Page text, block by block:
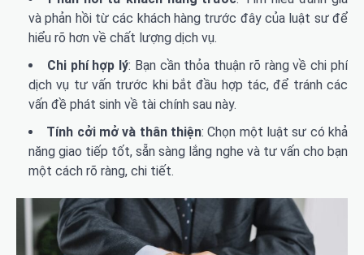
và phản hồi từ các khách hàng trước đây của luật sư để
hiểu rõ hơn về chất lượng dịch vụ.
Chi phí hợp lý: Bạn cần thỏa thuận rõ ràng về chi phí
dịch vụ tư vấn trước khi bắt đầu hợp tác, để tránh các
vấn đề phát sinh về tài chính sau này.
Tính cởi mở và thân thiện: Chọn một luật sư có khả
năng giao tiếp tốt, sẵn sàng lắng nghe và tư vấn cho bạn
một cách rõ ràng, chi tiết.